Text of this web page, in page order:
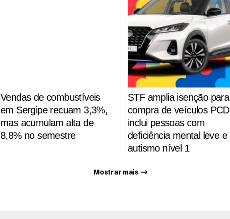
Vendas de combustíveis
em Sergipe recuam 3,3%,
mas acumulam alta de
8,8% no semestre
STF amplia isenção para
compra de veículos
inclui pessoas com
deficiência mental leve e
autismo nível 1
Mostrar mais